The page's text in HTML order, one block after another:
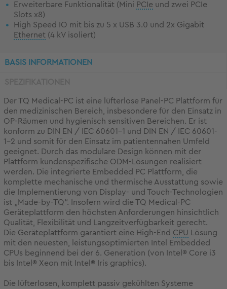
Erweiterbare Funktionalität (Mini PCIe und zwei PCIe
Slots x8)
High Speed IO mit bis zu 5 x USB 3.0 und 2x Gigabit
Ethernet (4 kV isoliert)
BASIS INFORMATIONEN
Der TQ Medical-PC ist eine lüfterlose Panel-PC Plattform für
den medizinischen Bereich, insbesondere für den Einsatz in
OP-Räumen und hygienisch sensitiven Bereichen. Er ist
konform zu DIN EN / IEC 60601-1 und DIN EN / IEC 60601-
1-2 und somit für den Einsatz im patientennahen Umfeld
geeignet. Durch das modulare Design können mit der
Plattform kundenspezifische ODM-Lösungen realisiert
werden. Die integrierte Embedded PC Plattform, die
komplette mechanische und thermische Ausstattung sowie
die Implementierung von Display- und Touch-Technologien
ist „Made-by-TQ“. Insofern wird die TQ Medical-PC
Geräteplattform den höchsten Anforderungen hinsichtlich
Qualität, Flexibilität und Langzeitverfügbarkeit gerecht.
Die Geräteplattform garantiert eine High-End CPU Lösung
mit den neuesten, leistungsoptimierten Intel Embedded
CPUs beginnend bei der 6. Generation (von Intel® Core i3
bis Intel® Xeon mit Intel® Iris graphics).
Die lüfterlosen, komplett passiv gekühlten Systeme